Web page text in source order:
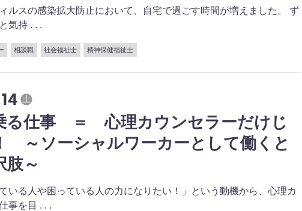
ルスの感染拡大防止において、自宅で過ごす時間が増えました。 ず
気持 . . .
相談職 社会福祉士 精神保健福祉士
土
る仕事 ＝ 心理カウンセラーだけじ
～ソーシャルワーカーとして働くと
肢～
ている人や困っている人の力になりたい！」という動機から、心理カ
事を目 . . .